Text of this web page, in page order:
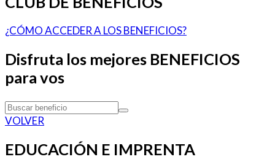
¿CÓMO ACCEDER A LOS BENEFICIOS?
Disfruta los mejores BENEFICIOS
para vos
VOLVER
EDUCACIÓN E IMPRENTA